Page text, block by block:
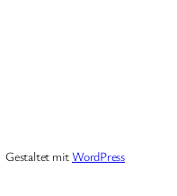
Gestaltet mitWordPress